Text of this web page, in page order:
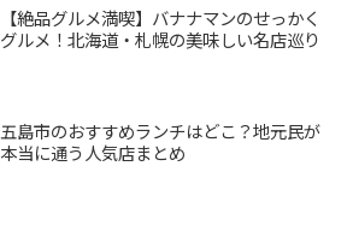
【絶品グルメ満喫】バナナマンのせっかく
グルメ！北海道・札幌の美味しい名店巡り
五島市のおすすめランチはどこ？地元民が
本当に通う人気店まとめ